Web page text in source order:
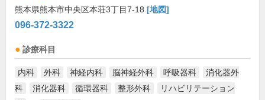
熊本県熊本市中央区本荘3丁目7-18 [地図]
096-372-3322
診療科目
内科 外科 神経内科 脳神経外科 呼吸器科
消化器外
科
消化器科 循環器科 整形外科
リハビリテーション